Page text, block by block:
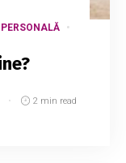
2 min read